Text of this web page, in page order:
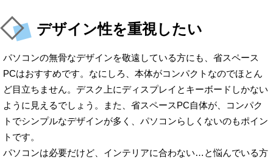
デザイン性を重視したい
パソコンの無骨なデザインを敬遠している方にも、省スペース
PCはおすすめです。なにしろ、本体がコンパクトなのでほとん
ど目立ちません。デスク上にディスプレイとキーボードしかない
ように見えるでしょう。また、省スペースPC自体が、コンパク
トでシンプルなデザインが多く、パソコンらしくないのもポイン
トです。
パソコンは必要だけど、インテリアに合わない…と悩んでいる方